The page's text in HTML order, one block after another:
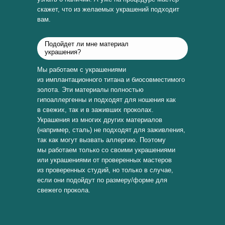
скажет, что из желаемых украшений подходит
вам.
Подойдет ли мне материал
украшения?
Мы работаем с украшениями
из имплантационного титана и биосовместимого
золота. Эти материалы полностью
гипоаллергенны и подходят для ношения как
в свежих, так и в заживших проколах.
Украшения из многих других материалов
(например, сталь) не подходят для заживления,
так как могут вызвать аллергию. Поэтому
мы работаем только со своими украшениями
или украшениями от проверенных мастеров
из проверенных студий, но только в случае,
если они подойдут по размеру/форме для
свежего прокола.